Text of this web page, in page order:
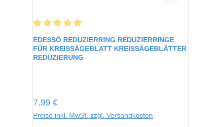
Durchschnittliche Bewertung von 5 von 5 Sternen
EDESSÖ REDUZIERRING REDUZIERRINGE
FÜR KREISSÄGEBLATT KREISSÄGEBLÄTTER
REDUZIERUNG
Regulärer Preis:
7,99 €
Preise inkl. MwSt. zzgl. Versandkosten